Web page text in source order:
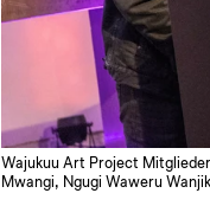
Wajukuu Art Project
Mwangi, Ngugi Waweru